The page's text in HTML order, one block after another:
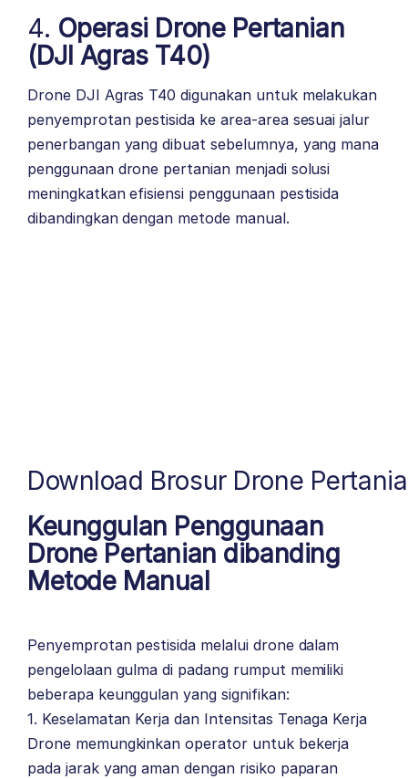
4. Operasi Drone Pertanian
(DJI Agras T40)
Drone DJI Agras T40 digunakan untuk melakukan
penyemprotan pestisida ke area-area sesuai jalur
penerbangan yang dibuat sebelumnya, yang mana
penggunaan drone pertanian menjadi solusi
meningkatkan efisiensi penggunaan pestisida
dibandingkan dengan metode manual.
Download Brosur Drone
Keunggulan Penggunaan
Drone Pertanian dibanding
Metode Manual
Penyemprotan pestisida melalui drone dalam
pengelolaan gulma di padang rumput memiliki
beberapa keunggulan yang signifikan:
1. Keselamatan Kerja dan Intensitas Tenaga Kerja
Drone memungkinkan operator untuk bekerja
pada jarak yang aman dengan risiko paparan